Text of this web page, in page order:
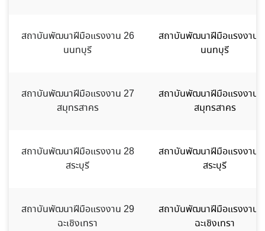
สถาบันพัฒนาฝีมือแรงงาน 26
นนทบุรี
สถาบันพัฒนาฝีมือแรงงาน
นนทบุรี
สถาบันพัฒนาฝีมือแรงงาน 27
สมุทรสาคร
สถาบันพัฒนาฝีมือแรงงาน
สมุทรสาคร
สถาบันพัฒนาฝีมือแรงงาน 28
สระบุรี
สถาบันพัฒนาฝีมือแรงงาน
สระบุรี
สถาบันพัฒนาฝีมือแรงงาน 29
ฉะเชิงเทรา
สถาบันพัฒนาฝีมือแรงงาน
ฉะเชิงเทรา